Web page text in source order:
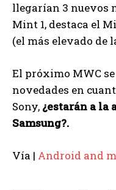
llegarían 3 nuevos
Mint 1, destaca el
(el más elevado de
El próximo MWC
novedades en
Sony, ¿estarán a la
Samsung?.
Vía | Android and